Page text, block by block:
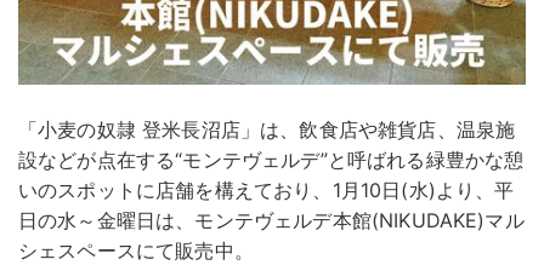
「小麦の奴隷 登米長沼店」は、飲食店や雑貨店、温泉施
設などが点在する“モンテヴェルデ”と呼ばれる緑豊かな憩
いのスポットに店舗を構えており、1月10日(水)より、平
日の水～金曜日は、モンテヴェルデ本館(NIKUDAKE)マル
シェスペースにて販売中。